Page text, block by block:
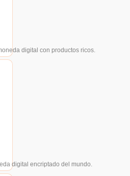
digital con productos ricos.
digital encriptado del mundo.